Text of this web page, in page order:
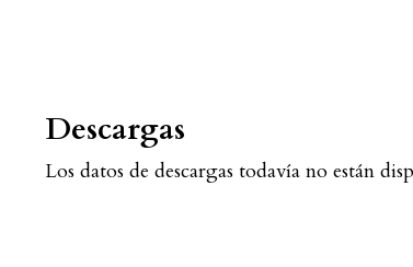
Descargas
Los datos de descargas todavía no están